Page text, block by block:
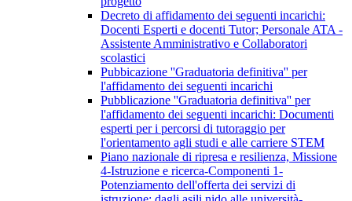
Decreto di affidamento dei seguenti incarichi:
Docenti Esperti e docenti Tutor; Personale ATA -
Assistente Amministrativo e Collaboratori
scolastici
Pubbicazione ''Graduatoria definitiva'' per
l'affidamento dei seguenti incarichi
Pubblicazione ''Graduatoria definitiva'' per
l'affidamento dei seguenti incarichi: Documenti
esperti per i percorsi di tutoraggio per
l'orientamento agli studi e alle carriere STEM
Piano nazionale di ripresa e resilienza, Missione
4-Istruzione e ricerca-Componenti 1-
Potenziamento dell'offerta dei servizi di